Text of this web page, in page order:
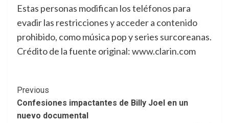
Estas personas modifican los teléfonos para
evadir las restricciones y acceder a contenido
prohibido, como música pop y series surcoreanas.
Crédito de la fuente original: www.clarin.com
Post
Navigation
Previous
Confesiones impactantes de Billy Joel en un
nuevo documental